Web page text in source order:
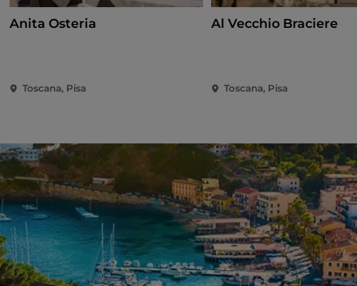
Anita Osteria
Toscana, Pisa
Al Vecchio Braciere
Toscana, Pisa